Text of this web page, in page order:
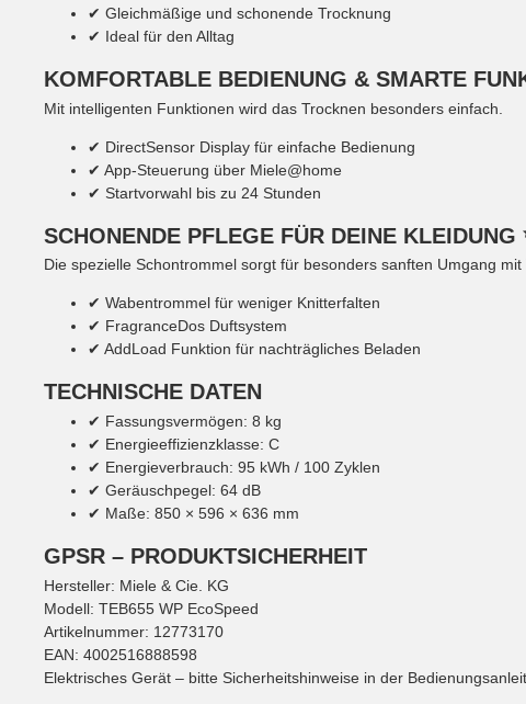
✔ Gleichmäßige und schonende Trocknung
✔ Ideal für den Alltag
KOMFORTABLE BEDIENUNG & SMARTE
Mit intelligenten Funktionen wird das Trocknen besonders einfach.
✔ DirectSensor Display für einfache Bedienung
✔ App-Steuerung über Miele@home
✔ Startvorwahl bis zu 24 Stunden
SCHONENDE PFLEGE FÜR DEINE KLEIDUNG
Die spezielle Schontrommel sorgt für besonders sanften Umgang mit
✔ Wabentrommel für weniger Knitterfalten
✔ FragranceDos Duftsystem
✔ AddLoad Funktion für nachträgliches Beladen
TECHNISCHE DATEN
✔ Fassungsvermögen: 8 kg
✔ Energieeffizienzklasse: C
✔ Energieverbrauch: 95 kWh / 100 Zyklen
✔ Geräuschpegel: 64 dB
✔ Maße: 850 × 596 × 636 mm
GPSR – PRODUKTSICHERHEIT
Hersteller: Miele & Cie. KG
Modell: TEB655 WP EcoSpeed
Artikelnummer: 12773170
EAN: 4002516888598
Elektrisches Gerät – bitte Sicherheitshinweise in der